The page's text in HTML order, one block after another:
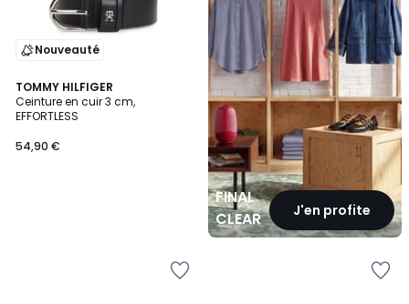
Nouveauté
TOMMY HILFIGER
Ceinture en cuir 3 cm,
EFFORTLESS
54,90 €
FINAL
CLEARANCEJ'en profite